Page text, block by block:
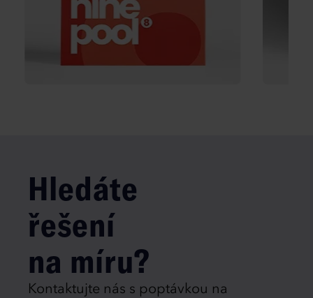
Hledáte
řešení
na míru?
Kontaktujte nás s poptávkou na